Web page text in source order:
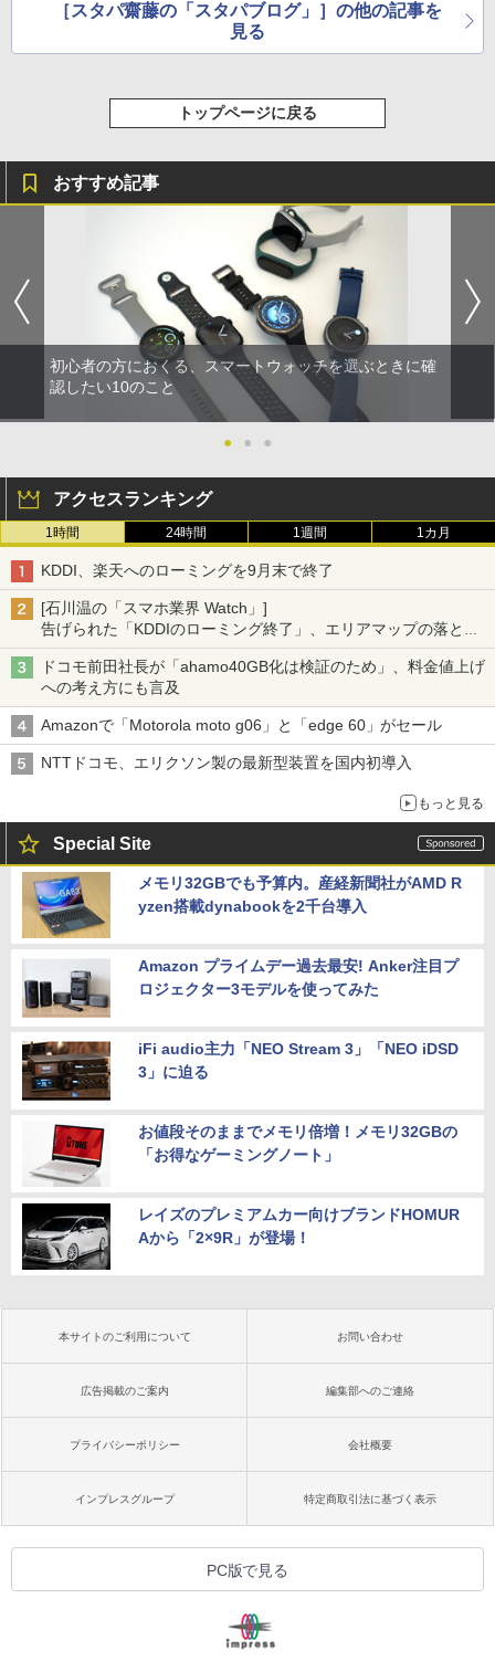
［スタパ齋藤の「スタパブログ」］の他の記事を
見る
トップページに戻る
おすすめ記事
初心者の方におくる、スマートウォッチを選ぶときに確
認したい10のこと
● ● ●
アクセスランキング
1時間 24時間 1週間 1カ月
KDDI、楽天へのローミングを9月末で終了
[石川温の「スマホ業界 Watch」]
告げられた「KDDIのローミング終了」、エリアマップの落とし
穴と楽天モバイルの課題
ドコモ前田社長が「ahamo40GB化は検証のため」、料金値上げ
への考え方にも言及
Amazonで「Motorola moto g06」と「edge 60」がセール
NTTドコモ、エリクソン製の最新型装置を国内初導入
もっと見る
Special Site
メモリ32GBでも予算内。産経新聞社がAMD R
yzen搭載dynabookを2千台導入
Amazon プライムデー過去最安! Anker注目プ
ロジェクター3モデルを使ってみた
iFi audio主力「NEO Stream 3」「NEO iDSD
3」に迫る
お値段そのままでメモリ倍増！メモリ32GBの
「お得なゲーミングノート」
レイズのプレミアムカー向けブランドHOMUR
Aから「2×9R」が登場！
本サイトのご利用について お問い合わせ
広告掲載のご案内 編集部へのご連絡
プライバシーポリシー 会社概要
インプレスグループ 特定商取引法に基づく表示
PC版で見る